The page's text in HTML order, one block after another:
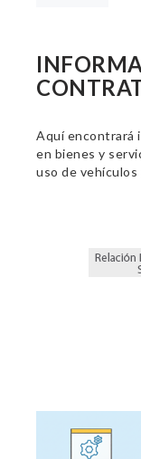
Aquí encontrará
en bienes y
uso de vehículos